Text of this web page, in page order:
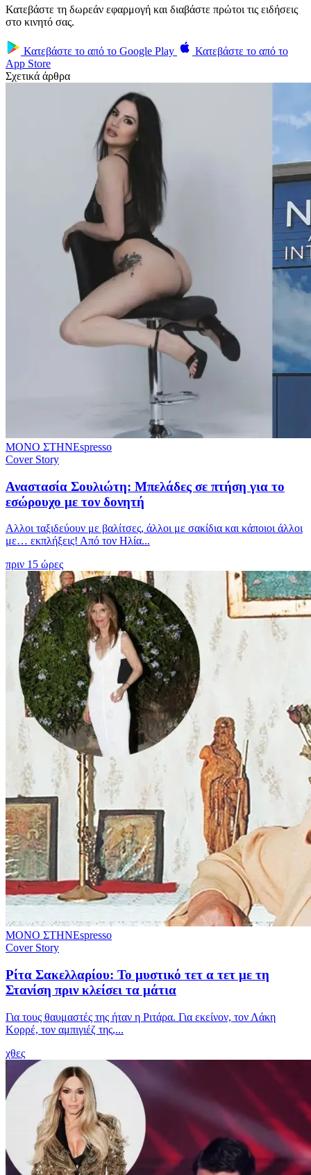
Κατεβάστε τη δωρεάν εφαρμογή και διαβάστε πρώτοι τις ειδήσεις
στο κινητό σας.
Κατεβάστε το από το Google Play
Κατεβάστε το από το
App Store
Σχετικά άρθρα
ΜΟΝΟ ΣΤΗΝEspresso
Cover Story
Αναστασία Σουλιώτη: Μπελάδες σε πτήση για το
εσώρουχο με τον δονητή
Αλλοι ταξιδεύουν με βαλίτσες, άλλοι με σακίδια και κάποιοι άλλοι
με… εκπλήξεις! Από τον Ηλία...
πριν 15 ώρες
ΜΟΝΟ ΣΤΗΝEspresso
Cover Story
Ρίτα Σακελλαρίου: Το μυστικό τετ α τετ με τη
Στανίση πριν κλείσει τα μάτια
Για τους θαυμαστές της ήταν η Ριτάρα. Για εκείνον, τον Λάκη
Κορρέ, τον αμπιγιέζ της,...
χθες